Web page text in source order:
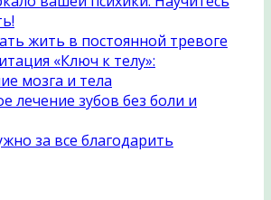
жить в постоянной тревоге
«Ключ к телу»:
мозга и тела
лечение зубов без боли и
за все благодарить